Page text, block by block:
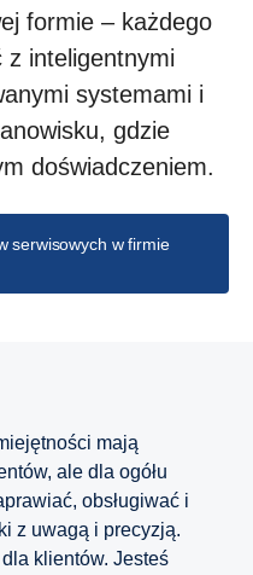
formie – każdego
z inteligentnymi
systemami i
gdzie
doświadczeniem.
serwisowych w firmie
mają
ale dla ogółu
obsługiwać i
z uwagą i precyzją.
klientów. Jesteś